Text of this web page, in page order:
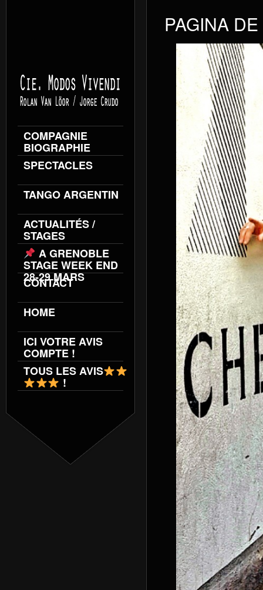
COMPAGNIE
BIOGRAPHIE
SPECTACLES
TANGO ARGENTIN
ACTUALITÉS /
STAGES
A GRENOBLE
STAGE WEEK END
28-29 MARS
CONTACT
HOME
ICI VOTRE AVIS
COMPTE !
TOUS LES AVIS
!
PAGINA